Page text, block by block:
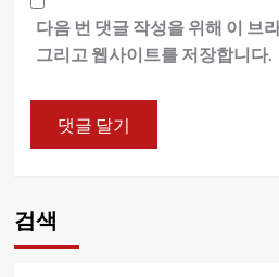
다음 번 댓글 작성을 위해 이 브
그리고 웹사이트를 저장합니다.
검색